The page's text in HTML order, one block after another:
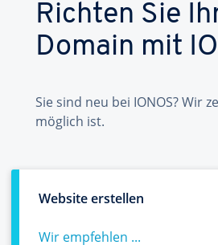
Richten Sie
Domain mit
Sie sind neu bei IONOS? Wir
möglich ist.
Website erstellen
Wir empfehlen ...